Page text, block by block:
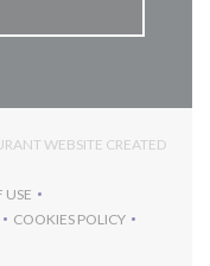
WEBSITE CREATED
IN A NEW WINDOW))
WINDOW))
USE
IN A NEW WINDOW))
WINDOW))
COOKIES POLICY
((OPENS IN A NEW
A NEW WINDOW))